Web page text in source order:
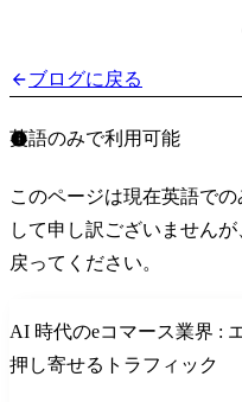
ブログに戻る
英語のみで利用可能
このページは現在英語で
して申し訳ございません
戻ってください。
AI 時代のeコマース業界 :
押し寄せるトラフィック